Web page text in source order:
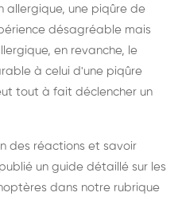
allergique, une piqûre de
désagréable mais
en revanche, le
à celui d'une piqûre
tout à fait déclencher un
des réactions et savoir
un guide détaillé sur les
dans notre rubrique